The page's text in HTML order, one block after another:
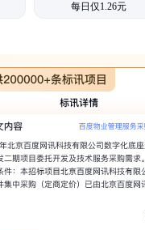
每日仅1.26元